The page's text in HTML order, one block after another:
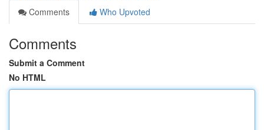
Comments
Who Upvoted
Comments
Submit a Comment
No HTML